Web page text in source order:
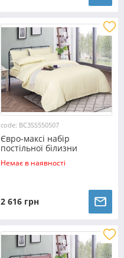
code: BC3SS550507
Євро-максі набір
постільної білизни
200*220 з Страйп Сатину з
простирадлом на резинці
Немає в наявності
2 616 грн